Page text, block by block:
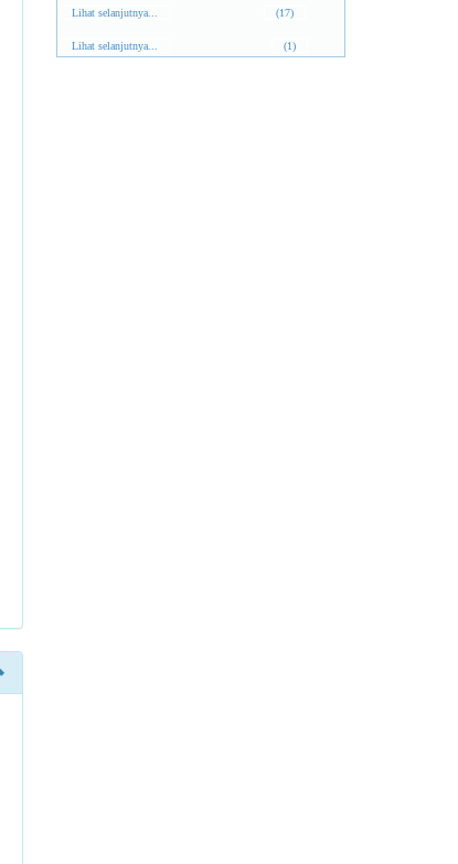
Lihat selanjutnya... (17)
Lihat selanjutnya... (1)